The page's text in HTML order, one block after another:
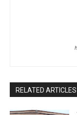
RELATED ARTICLES